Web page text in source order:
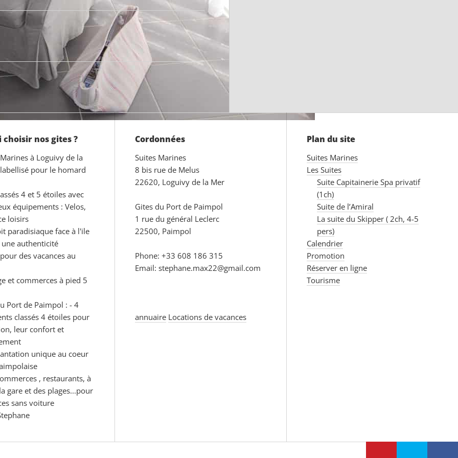
choisir nos gites ?
à Loguivy de la
pour le homard
4 et 5 étoiles avec
équipements : Velos,
loisirs
paradisiaque face à l'ile
authenticité
des vacances au
et commerces à pied 5
Port de Paimpol : - 4
classés 4 étoiles pour
leur confort et
unique au coeur
, restaurants, à
gare et des plages...pour
sans voiture
Cordonnées
Suites Marines
8 bis rue de Melus
22620, Loguivy de la Mer
Gites du Port de Paimpol
1 rue du général Leclerc
22500, Paimpol
Phone: +33 608 186 315
Email: stephane.max22@gmail.com
annuaire Locations de vacances
Plan du site
Suites Marines
Les Suites
Suite Capitainerie Spa privatif
(1ch)
Suite de l’Amiral
La suite du Skipper ( 2ch, 4-5
pers)
Calendrier
Promotion
Réserver en ligne
Tourisme